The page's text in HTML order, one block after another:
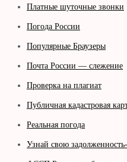
Платные шуточные звонки
Погода России
Популярные Браузеры
Почта России — слежение
Проверка на плагиат
Публичная кадастровая
Реальная погода
Узнай свою